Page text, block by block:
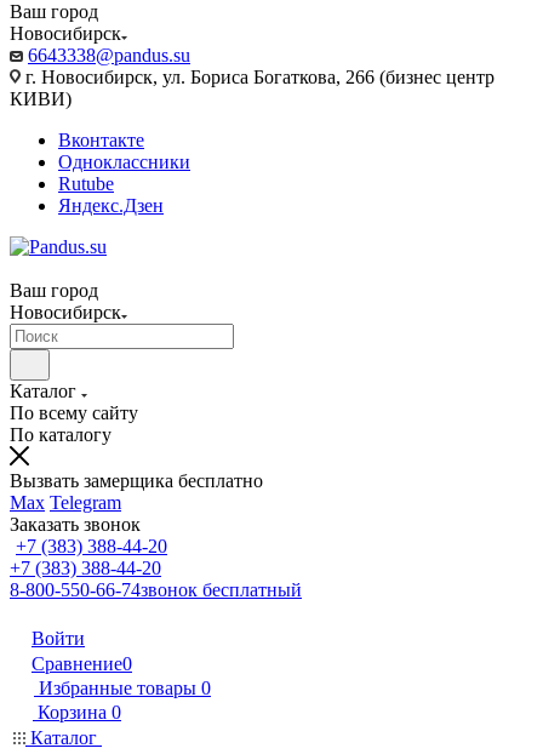
Ваш город
Новосибирск
6643338@pandus.su
г. Новосибирск, ул. Бориса Богаткова, 266 (бизнес центр
КИВИ)
Вконтакте
Одноклассники
Rutube
Яндекс.Дзен
Ваш город
Новосибирск
Каталог
По всему сайту
По каталогу
Вызвать замерщика бесплатно
Max Telegram
Заказать звонок
+7 (383) 388-44-20
+7 (383) 388-44-20
8-800-550-66-74звонок бесплатный
Войти
Сравнение0
Избранные товары 0
Корзина 0
Каталог